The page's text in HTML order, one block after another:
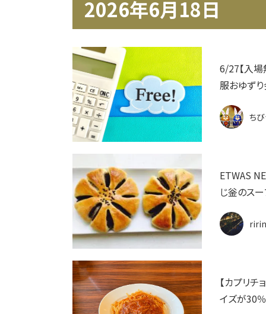
2026年6月18日
6/27【入
服おゆず
ち
ETWAS
じ釡のス
ririn
【カプリ
イズが30